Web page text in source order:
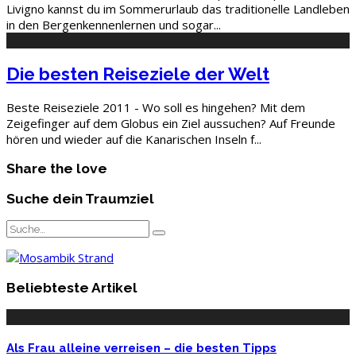
Livigno kannst du im Sommerurlaub das traditionelle Landleben
in den Bergenkennenlernen und sogar...
Die besten Reiseziele der Welt
Beste Reiseziele 2011 - Wo soll es hingehen? Mit dem
Zeigefinger auf dem Globus ein Ziel aussuchen? Auf Freunde
hören und wieder auf die Kanarischen Inseln f...
Share the love
Suche dein Traumziel
Beliebteste Artikel
Als Frau alleine verreisen – die besten Tipps